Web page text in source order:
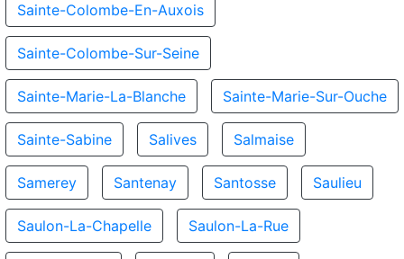
Sainte-Colombe-En-Auxois
Sainte-Colombe-Sur-Seine
Sainte-Marie-La-Blanche Sainte-Marie-Sur-Ouche
Sainte-Sabine Salives Salmaise
Samerey Santenay Santosse Saulieu
Saulon-La-Chapelle Saulon-La-Rue